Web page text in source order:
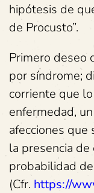
hipótesis de
de Procusto”.
Primero deseo
por síndrome;
corriente que
enfermedad,
afecciones
la presencia
probabilidad
(Cfr. https://